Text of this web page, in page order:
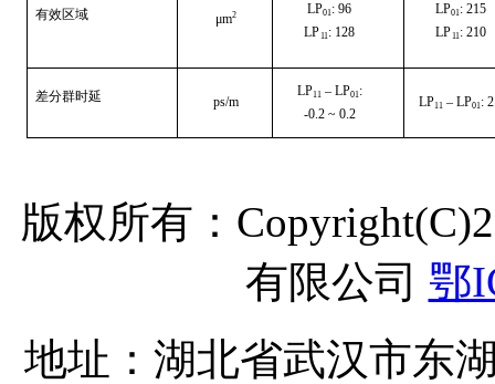
有效区域 μm2 LP01: 96
LP11: 128
LP01: 215
LP11: 210
差分群时延 ps/m
LP11 – LP01:
-0.2 ~ 0.2
LP11 – LP01:
版权所有：
有限公司 鄂
地址：湖北省武汉市东